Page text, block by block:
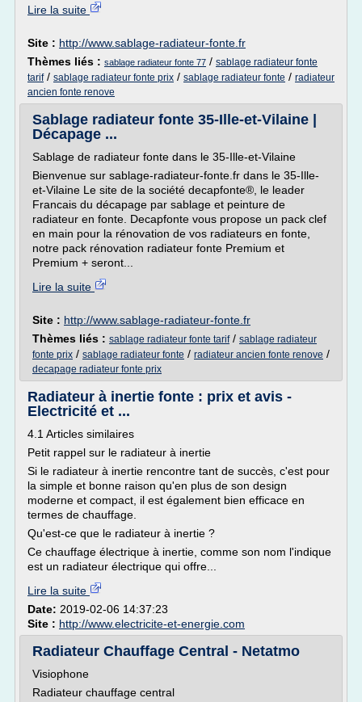
Lire la suite
Site : http://www.sablage-radiateur-fonte.fr
Thèmes liés : sablage radiateur fonte 77 / sablage radiateur fonte
tarif/ sablage radiateur fonte prix / sablage radiateur fonte / radiateur
ancien fonte renove
Sablage radiateur fonte 35-Ille-et-Vilaine |
Décapage ...
Sablage de radiateur fonte dans le 35-Ille-et-Vilaine
Bienvenue sur sablage-radiateur-fonte.fr dans le 35-Ille-
et-Vilaine Le site de la société decapfonte®, le leader
Francais du décapage par sablage et peinture de
radiateur en fonte. Decapfonte vous propose un pack clef
en main pour la rénovation de vos radiateurs en fonte,
notre pack rénovation radiateur fonte Premium et
Premium + seront...
Lire la suite
Site : http://www.sablage-radiateur-fonte.fr
Thèmes liés : sablage radiateur fonte tarif/ sablage radiateur
fonte prix / sablage radiateur fonte / radiateur ancien fonte renove /
decapage radiateur fonte prix
Radiateur à inertie fonte : prix et avis -
Electricité et ...
4.1 Articles similaires
Petit rappel sur le radiateur à inertie
Si le radiateur à inertie rencontre tant de succès, c'est pour
la simple et bonne raison qu'en plus de son design
moderne et compact, il est également bien efficace en
termes de chauffage.
Qu'est-ce que le radiateur à inertie ?
Ce chauffage électrique à inertie, comme son nom l'indique
est un radiateur électrique qui offre...
Lire la suite
Date: 2019-02-06 14:37:23
Site : http://www.electricite-et-energie.com
Radiateur Chauffage Central - Netatmo
Visiophone
Radiateur chauffage central